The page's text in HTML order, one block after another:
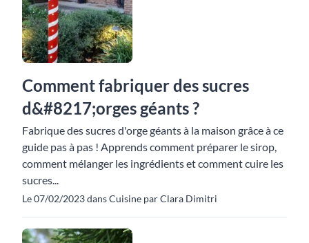
Comment fabriquer des sucres
d&#8217;orges géants ?
Fabrique des sucres d'orge géants à la maison grâce à ce
guide pas à pas ! Apprends comment préparer le sirop,
comment mélanger les ingrédients et comment cuire les
sucres...
Le 07/02/2023 dans Cuisine par Clara Dimitri